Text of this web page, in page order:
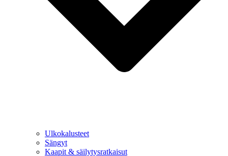
Ulkokalusteet
Sängyt
Kaapit & säilytysratkaisut